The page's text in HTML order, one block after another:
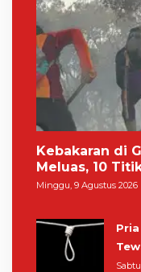
Kebakaran di
Meluas, 10
Kawah Wadon
Minggu, 9 Agustus 2026